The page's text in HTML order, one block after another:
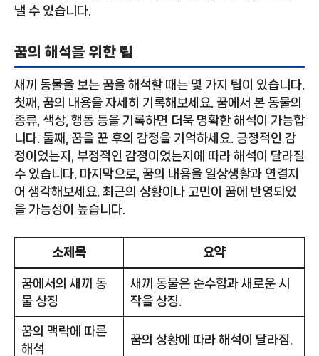
낼 수 있습니다.
꿈의 해석을 위한 팁
새끼 동물을 보는 꿈을 해석할 때는 몇 가지 팁이 있습니다.
첫째, 꿈의 내용을 자세히 기록해보세요. 꿈에서 본 동물의
종류, 색상, 행동 등을 기록하면 더욱 명확한 해석이 가능합
니다. 둘째, 꿈을 꾼 후의 감정을 기억하세요. 긍정적인 감
정이었는지, 부정적인 감정이었는지에 따라 해석이 달라질
수 있습니다. 마지막으로, 꿈의 내용을 일상생활과 연결지
어 생각해보세요. 최근의 상황이나 고민이 꿈에 반영되었
을 가능성이 높습니다.
소제목 요약
꿈에서의 새끼 동
물 상징
새끼 동물은 순수함과 새로운 시
작을 상징.
꿈의 맥락에 따른
해석
꿈의 상황에 따라 해석이 달라짐.